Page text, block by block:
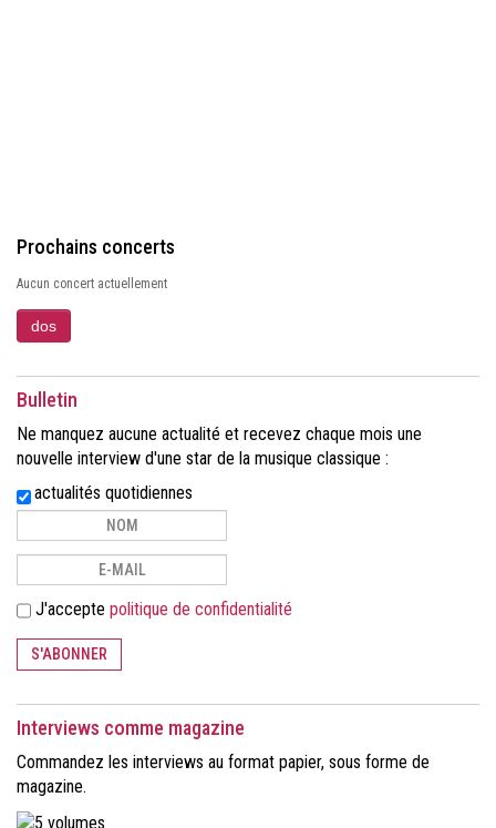
Prochains concerts
Aucun concert actuellement
Bulletin
Ne manquez aucune actualité et recevez chaque mois une
nouvelle interview d'une star de la musique classique :
actualités quotidiennes
J'accepte politique de confidentialité
S'ABONNER
Interviews comme magazine
Commandez les interviews au format papier, sous forme de
magazine.